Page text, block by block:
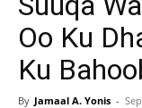
Oo Ku
Ku
By Jamaal A. Yonis -